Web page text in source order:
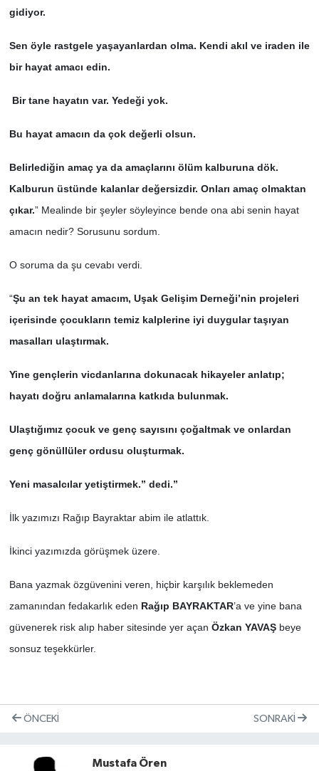
gidiyor.
Sen öyle rastgele yaşayanlardan olma. Kendi akıl ve iraden ile
bir hayat amacı edin.
Bir tane hayatın var. Yedeği yok.
Bu hayat amacın da çok değerli olsun.
Belirlediğin amaç ya da amaçlarını ölüm kalburuna dök.
Kalburun üstünde kalanlar değersizdir. Onları amaç olmaktan
çıkar.” Mealinde bir şeyler söyleyince bende ona abi senin hayat
amacın nedir? Sorusunu sordum.
O soruma da şu cevabı verdi.
“Şu an tek hayat amacım, Uşak Gelişim Derneği’nin projeleri
içerisinde çocukların temiz kalplerine iyi duygular taşıyan
masalları ulaştırmak.
Yine gençlerin vicdanlarına dokunacak hikayeler anlatıp;
hayatı doğru anlamalarına katkıda bulunmak.
Ulaştığımız çocuk ve genç sayısını çoğaltmak ve onlardan
genç gönüllüler ordusu oluşturmak.
Yeni masalcılar yetiştirmek.” dedi.”
İlk yazımızı Rağıp Bayraktar abim ile atlattık.
İkinci yazımızda görüşmek üzere.
Bana yazmak özgüvenini veren, hiçbir karşılık beklemeden
zamanından fedakarlık eden Rağıp BAYRAKTAR’a ve yine bana
güvenerek risk alıp haber sitesinde yer açan Özkan YAVAŞbeye
sonsuz teşekkürler.
ÖNCEKI SONRAKI
Mustafa Ören